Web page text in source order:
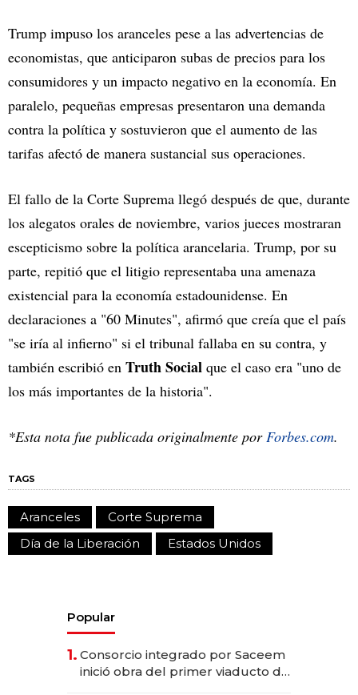
Trump impuso los aranceles pese a las advertencias de
economistas, que anticiparon subas de precios para los
consumidores y un impacto negativo en la economía. En
paralelo, pequeñas empresas presentaron una demanda
contra la política y sostuvieron que el aumento de las
tarifas afectó de manera sustancial sus operaciones.
El fallo de la Corte Suprema llegó después de que, durante
los alegatos orales de noviembre, varios jueces mostraran
escepticismo sobre la política arancelaria. Trump, por su
parte, repitió que el litigio representaba una amenaza
existencial para la economía estadounidense. En
declaraciones a "60 Minutes", afirmó que creía que el país
"se iría al infierno" si el tribunal fallaba en su contra, y
también escribió en Truth Social que el caso era "uno de
los más importantes de la historia".
*Esta nota fue publicada originalmente porForbes.com.
TAGS
Aranceles
Corte Suprema
Día de la Liberación
Estados Unidos
Popular
1. Consorcio integrado por Saceem
inició obra del primer viaducto de